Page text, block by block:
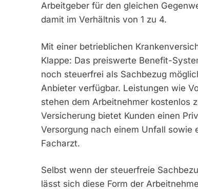
Arbeitgeber für den gleichen
damit im Verhältnis von 1 zu 4.
Mit einer betrieblichen
Klappe: Das preiswerte Benefit-
noch steuerfrei als Sachbezug
Anbieter verfügbar. Leistungen wie
stehen dem Arbeitnehmer kostenlos
Versicherung bietet Kunden einen
Versorgung nach einem Unfall sowie
Facharzt.
Selbst wenn der steuerfreie
lässt sich diese Form der